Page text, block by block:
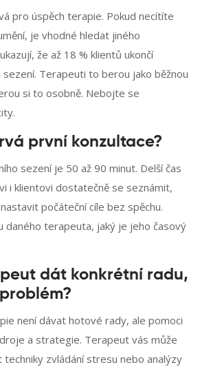
pro úspěch terapie. Pokud necítíte
je vhodné hledat jiného
že až 18 % klientů ukončí
Terapeuti to berou jako běžnou
si to osobně. Nebojte se
první konzultace?
sezení je 50 až 90 minut. Delší čas
i klientovi dostatečně se seznámit,
počáteční cíle bez spěchu.
daného terapeuta, jaký je jeho časový
dát konkrétní radu,
není dávat hotové rady, ale pomoci
a strategie. Terapeut vás může
zvládání stresu nebo analýzy